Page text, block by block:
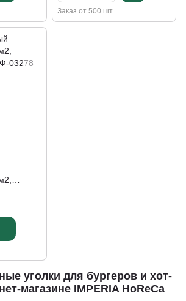
Заказ от 500 шт
уголки для бургеров и хот-
магазине IMPERIA HoReCa